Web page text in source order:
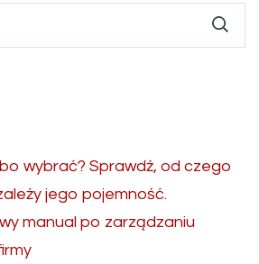
wybrać? Sprawdź, od czego
jego pojemność.
manual po zarządzaniu